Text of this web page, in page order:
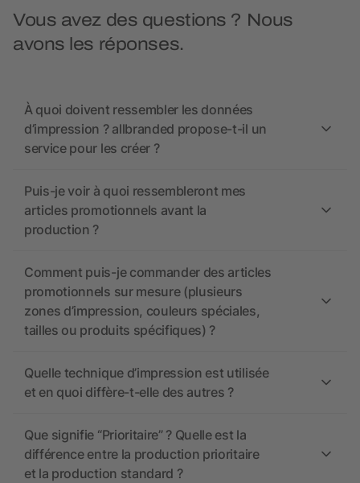
Vous avez des questions ? Nous
avons les réponses.
À quoi doivent ressembler les données
d’impression ? allbranded propose-t-il un
service pour les créer ?
Puis-je voir à quoi ressembleront mes
articles promotionnels avant la
production ?
Comment puis-je commander des articles
promotionnels sur mesure (plusieurs
zones d’impression, couleurs spéciales,
tailles ou produits spécifiques) ?
Quelle technique d’impression est utilisée
et en quoi diffère-t-elle des autres ?
Que signifie “Prioritaire” ? Quelle est la
différence entre la production prioritaire
et la production standard ?